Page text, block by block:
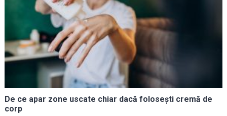
De ce apar zone uscate chiar dacă folosești cremă de
corp